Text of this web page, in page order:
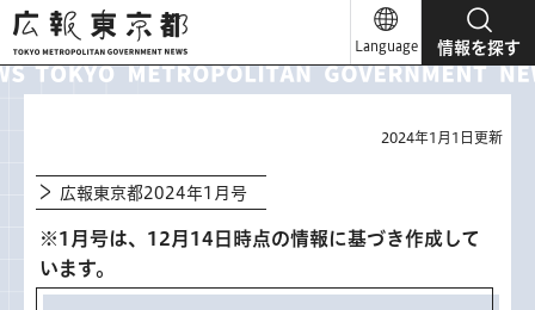
広報東京都
Language 情報を探す
2024年1月1日更新
広報東京都2024年1月号
※1月号は、12月14日時点の情報に基づき作成して
います。